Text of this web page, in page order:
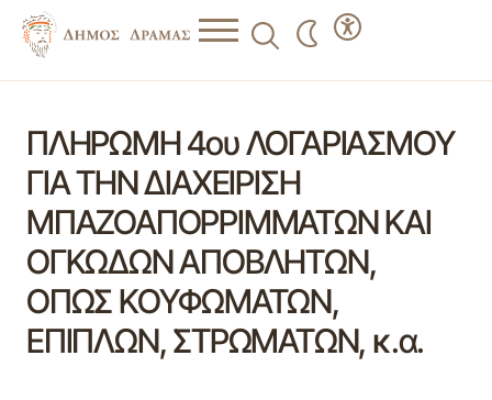
ΠΛΗΡΩΜΗ 4ου ΛΟΓΑΡΙΑΣΜΟΥ
ΓΙΑ ΤΗΝ ΔΙΑΧΕΙΡΙΣΗ
ΜΠΑΖΟΑΠΟΡΡΙΜΜΑΤΩΝ ΚΑΙ
ΟΓΚΩΔΩΝ ΑΠΟΒΛΗΤΩΝ,
ΟΠΩΣ ΚΟΥΦΩΜΑΤΩΝ,
ΕΠΙΠΛΩΝ, ΣΤΡΩΜΑΤΩΝ, κ.α.